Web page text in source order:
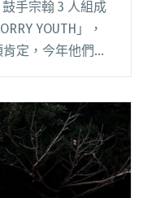
手宗翰 3 人組成
YOUTH」，
定，今年他們成
年「現場處理：
、COLD